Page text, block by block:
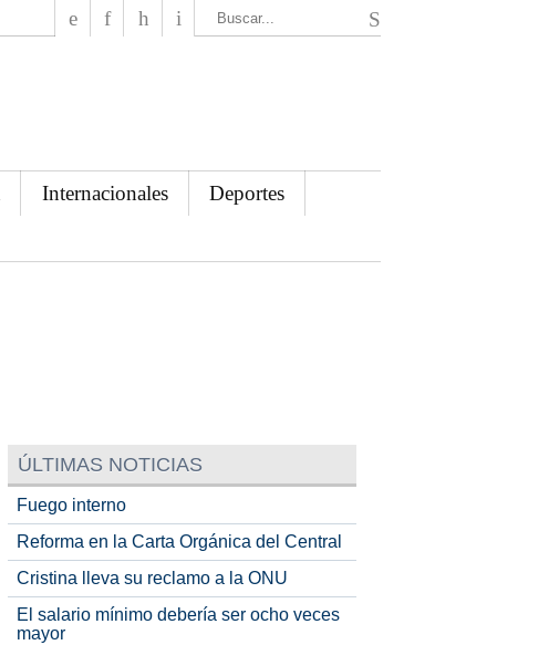
Internacionales
Deportes
ÚLTIMAS NOTICIAS
Fuego interno
Reforma en la Carta Orgánica del Central
Cristina lleva su reclamo a la ONU
El salario mínimo debería ser ocho veces
mayor